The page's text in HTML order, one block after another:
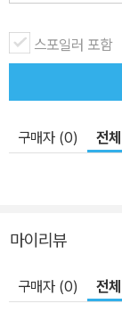
스포일러 포함
구매자 (0) 전
마이리뷰
구매자 (0) 전